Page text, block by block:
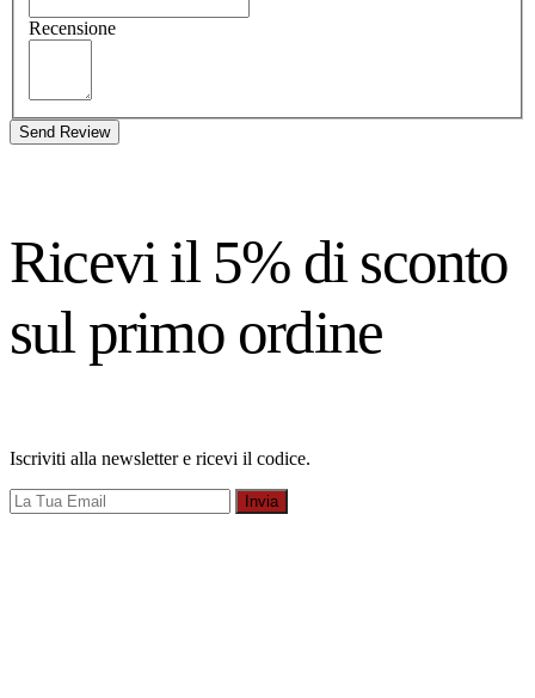
Recensione
Send Review
Ricevi il 5% di sconto
sul primo ordine
Iscriviti alla newsletter e ricevi il codice.
Invia